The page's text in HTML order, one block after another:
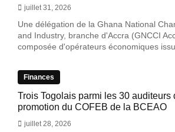
juillet 31, 2026
Une délégation de la Ghana National
and Industry, branche d'Accra (GNCCI
composée d'opérateurs économiques
Finances
Trois Togolais parmi les 30 auditeurs
promotion du COFEB de la BCEAO
juillet 28, 2026